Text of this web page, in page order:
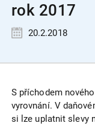
rok 2017
20.2.2018
S příchodem
vyrovnání. V
si lze uplatnit slevy